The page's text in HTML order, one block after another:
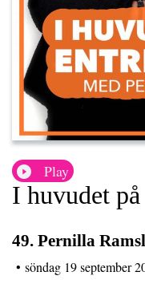
Play
I huvudet
49. Pernilla
• söndag 19 september